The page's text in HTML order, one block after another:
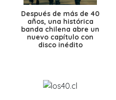
Después de más de 40
años, una histórica
banda chilena abre un
nuevo capítulo con
disco inédito